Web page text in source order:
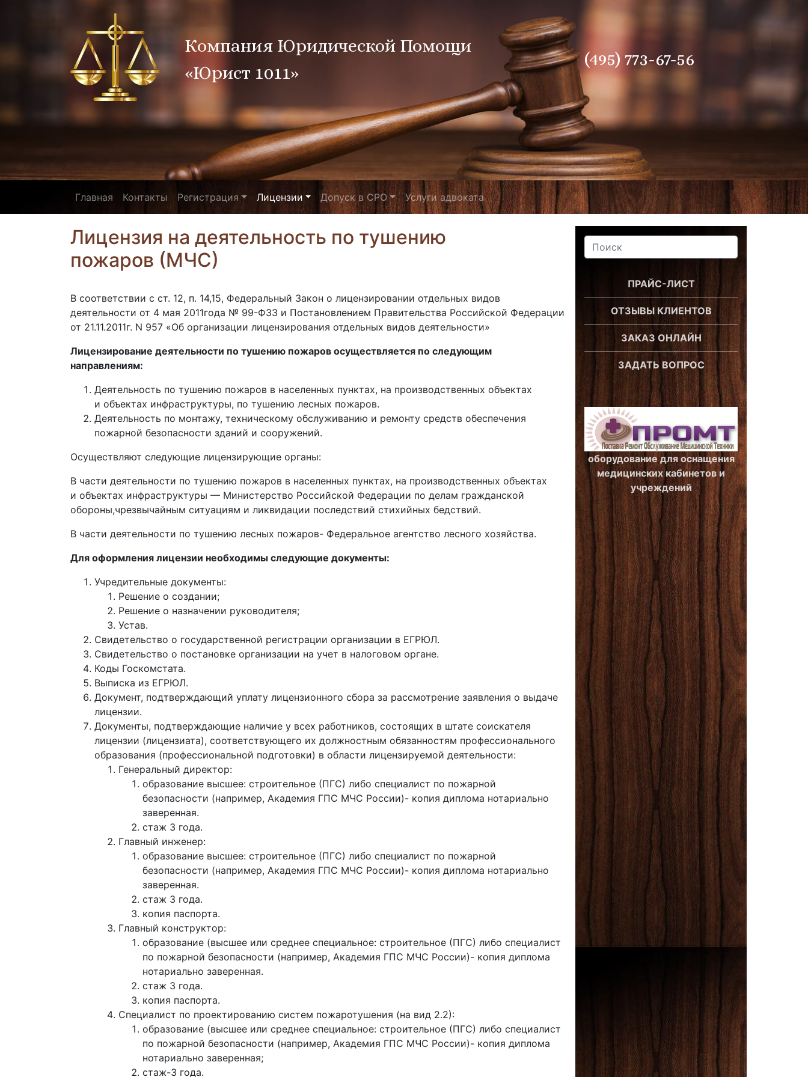
Компания Юридической Помощи
«Юрист 1011»
(495) 773-67-56
Главная Контакты Регистрация Лицензии Допуск в СРО Услуги адвоката
Лицензия на деятельность по тушению
пожаров (МЧС)
В соответствии с ст. 12, п. 14,15, Федеральный Закон о лицензировании отдельных видов
деятельности от 4 мая 2011года № 99-ФЗЗ и Постановлением Правительства Российской Федерации
от 21.11.2011г. N 957 «Об организации лицензирования отдельных видов деятельности»
Лицензирование деятельности по тушению пожаров осуществляется по следующим
направлениям:
Деятельность по тушению пожаров в населенных пунктах, на производственных объектах
и объектах инфраструктуры, по тушению лесных пожаров.
Деятельность по монтажу, техническому обслуживанию и ремонту средств обеспечения
пожарной безопасности зданий и сооружений.
Осуществляют следующие лицензирующие органы:
В части деятельности по тушению пожаров в населенных пунктах, на производственных объектах
и объектах инфраструктуры — Министерство Российской Федерации по делам гражданской
обороны,чрезвычайным ситуациям и ликвидации последствий стихийных бедствий.
В части деятельности по тушению лесных пожаров- Федеральное агентство лесного хозяйства.
Для оформления лицензии необходимы следующие документы:
Учредительные документы:
Решение о создании;
Решение о назначении руководителя;
Устав.
Свидетельство о государственной регистрации организации в ЕГРЮЛ.
Свидетельство о постановке организации на учет в налоговом органе.
Коды Госкомстата.
Выписка из ЕГРЮЛ.
Документ, подтверждающий уплату лицензионного сбора за рассмотрение заявления о выдаче
лицензии.
Документы, подтверждающие наличие у всех работников, состоящих в штате соискателя
лицензии (лицензиата), соответствующего их должностным обязанностям профессионального
образования (профессиональной подготовки) в области лицензируемой деятельности:
Генеральный директор:
образование высшее: строительное (ПГС) либо специалист по пожарной
безопасности (например, Академия ГПС МЧС России)- копия диплома нотариально
заверенная.
стаж 3 года.
Главный инженер:
образование высшее: строительное (ПГС) либо специалист по пожарной
безопасности (например, Академия ГПС МЧС России)- копия диплома нотариально
заверенная.
стаж 3 года.
копия паспорта.
Главный конструктор:
образование (высшее или среднее специальное: строительное (ПГС) либо специалист
по пожарной безопасности (например, Академия ГПС МЧС России)- копия диплома
нотариально заверенная.
стаж 3 года.
копия паспорта.
Специалист по проектированию систем пожаротушения (на вид 2.2):
образование (высшее или среднее специальное: строительное (ПГС) либо специалист
по пожарной безопасности (например, Академия ГПС МЧС России)- копия диплома
нотариально заверенная;
стаж-3 года.
ПРАЙС-ЛИСТ
ОТЗЫВЫ КЛИЕНТОВ
ЗАКАЗ ОНЛАЙН
ЗАДАТЬ ВОПРОС
оборудование для оснащения
медицинских кабинетов и
учреждений